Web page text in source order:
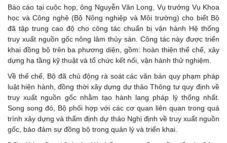
Báo cáo tại cuộc họp, ông Nguyễn Văn Long, Vụ trưởng Vụ Khoa
học và Công nghệ (Bộ Nông nghiệp và Môi trường) cho biết Bộ
đã tập trung cao độ cho công tác chuẩn bị vận hành Hệ thống
truy xuất nguồn gốc nông lâm thủy sản. Công tác này được triển
khai đồng bộ trên ba phương diện, gồm: hoàn thiện thể chế, xây
dựng hạ tầng kỹ thuật và tổ chức kết nối, vận hành thử nghiệm.
Về thể chế, Bộ đã chủ động rà soát các văn bản quy phạm pháp
luật hiện hành, đồng thời xây dựng dự thảo Thông tư quy định về
truy xuất nguồn gốc nhằm tạo hành lang pháp lý thống nhất.
Song song đó, Bộ phối hợp với các cơ quan liên quan trong quá
trình xây dựng và thẩm định dự thảo Nghị định về truy xuất nguồn
gốc, bảo đảm sự đồng bộ trong quản lý và triển khai.